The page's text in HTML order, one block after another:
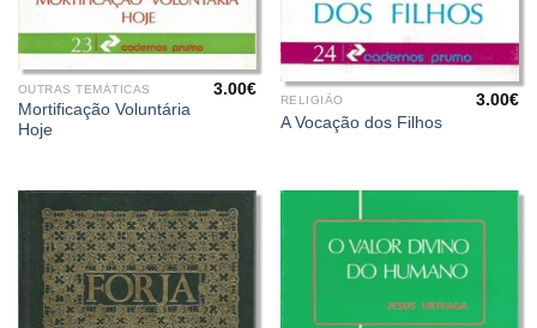
OUTRAS TEMÁTICAS
Mortificação Voluntária
Hoje
3.00€
RELIGIÃO
A Vocação dos Filhos
3.00€